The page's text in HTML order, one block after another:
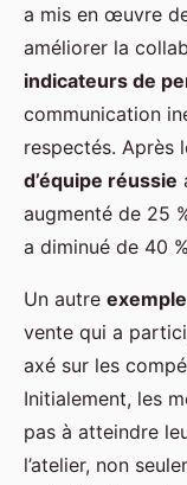
a mis en œuvre
améliorer la
indicateurs de
communication
respectés. Après
d’équipe réussie
augmenté de 25
a diminué de 40
Un autre
vente qui a
axé sur les
Initialement, les
pas à atteindre
l’atelier, non